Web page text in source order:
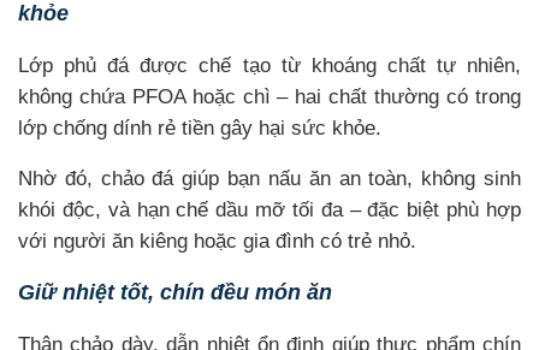
khỏe
Lớp phủ đá được chế tạo từ khoáng chất tự nhiên,
không chứa PFOA hoặc chì – hai chất thường có trong
lớp chống dính rẻ tiền gây hại sức khỏe.
Nhờ đó, chảo đá giúp bạn nấu ăn an toàn, không sinh
khói độc, và hạn chế dầu mỡ tối đa – đặc biệt phù hợp
với người ăn kiêng hoặc gia đình có trẻ nhỏ.
Giữ nhiệt tốt, chín đều món ăn
Thân chảo dày, dẫn nhiệt ổn định giúp thực phẩm chín